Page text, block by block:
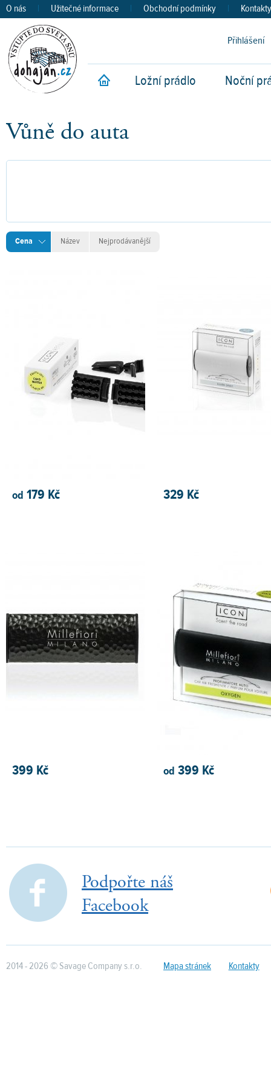
O nás | Užitečné informace | Obchodní podmínky | Kontakty
Přihlášení
Úvod
Ložní prádlo Noční
Vůně do auta
Cena Název Nejprodávanější
od 179 Kč 329 Kč
399 Kč od 399 Kč
Podpořte náš
Facebook
2014 - 2026 © Savage Company s.r.o. Mapa stránek Kontakty